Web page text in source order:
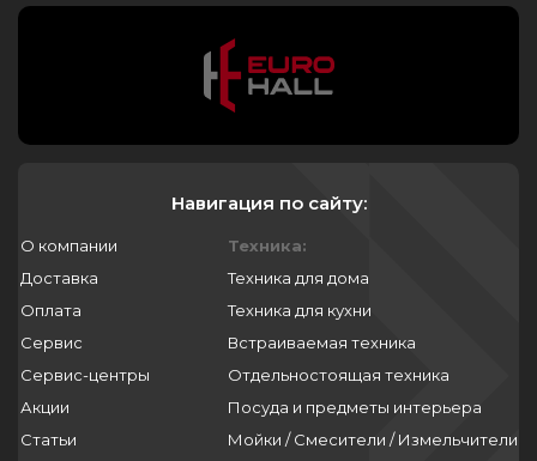
Навигация по сайту:
О компании
Доставка
Оплата
Сервис
Сервис-центры
Акции
Статьи
Техника:
Техника для дома
Техника для кухни
Встраиваемая техника
Отдельностоящая техника
Посуда и предметы интерьера
Мойки / Смесители / Измельчители